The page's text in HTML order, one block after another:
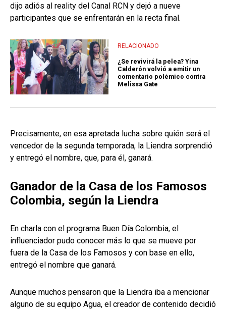
dijo adiós al reality del Canal RCN y dejó a nueve
participantes que se enfrentarán en la recta final.
RELACIONADO
¿Se revivirá la pelea? Yina
Calderón volvió a emitir un
comentario polémico contra
Melissa Gate
Precisamente, en esa apretada lucha sobre quién será el
vencedor de la segunda temporada, la Liendra sorprendió
y entregó el nombre, que, para él, ganará.
Ganador de la Casa de los Famosos
Colombia, según la Liendra
En charla con el programa Buen Día Colombia, el
influenciador pudo conocer más lo que se mueve por
fuera de la Casa de los Famosos y con base en ello,
entregó el nombre que ganará.
Aunque muchos pensaron que la Liendra iba a mencionar
alguno de su equipo Agua, el creador de contenido decidió